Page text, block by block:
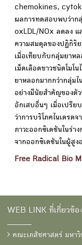
chemokines,
ผลการทดสอบพบว่าก
oxLDL/NOx ลดลง แ
ความสมดุลของปฏิกิริ
เมื่อเทียบกับกลุ่มยาห
เม็ดเลือดขาวชนิดโมโ
ยาหลอกมากกว่ากลุ่มไ
อย่างมีนัยสำคัญของตัว
อักเสบอื่นๆ เมื่อเปรีย
ว่าการบริโภคไนเตรต
ภาวะออกซิเดชันในร่า
จากออกซิเดชันในผู้สูง
Free Radical Bio
WEB LINK ที่เกี่ยวข้อ
คณะเภสัชศาสตร์ มหา